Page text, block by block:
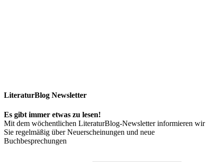
LiteraturBlog Newsletter
Es gibt immer etwas zu lesen!
Mit dem wöchentlichen LiteraturBlog-Newsletter informieren wir
Sie regelmäßig über Neuerscheinungen und neue
Buchbesprechungen